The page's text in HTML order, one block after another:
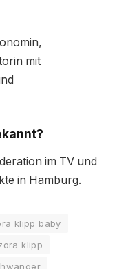
mit
im TV und
in Hamburg.
klipp baby
klipp